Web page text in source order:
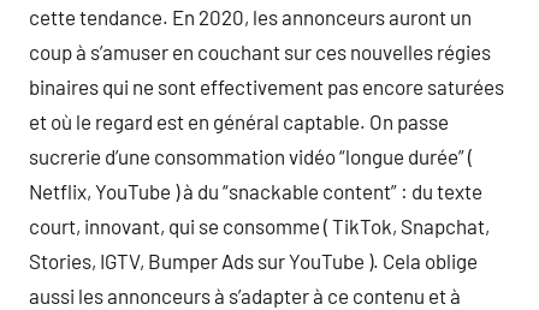
cette tendance. En 2020, les annonceurs auront un
coup à s’amuser en couchant sur ces nouvelles régies
binaires qui ne sont effectivement pas encore saturées
et où le regard est en général captable. On passe
sucrerie d’une consommation vidéo “longue durée” (
Netflix, YouTube ) à du “snackable content” : du texte
court, innovant, qui se consomme ( TikTok, Snapchat,
Stories, IGTV, Bumper Ads sur YouTube ). Cela oblige
aussi les annonceurs à s’adapter à ce contenu et à